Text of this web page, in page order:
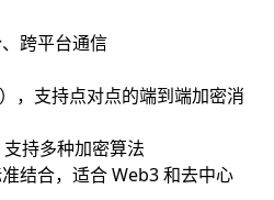
跨平台通信
，支持点对点的端到端加密消
支持多种加密算法
结合，适合 Web3 和去中心